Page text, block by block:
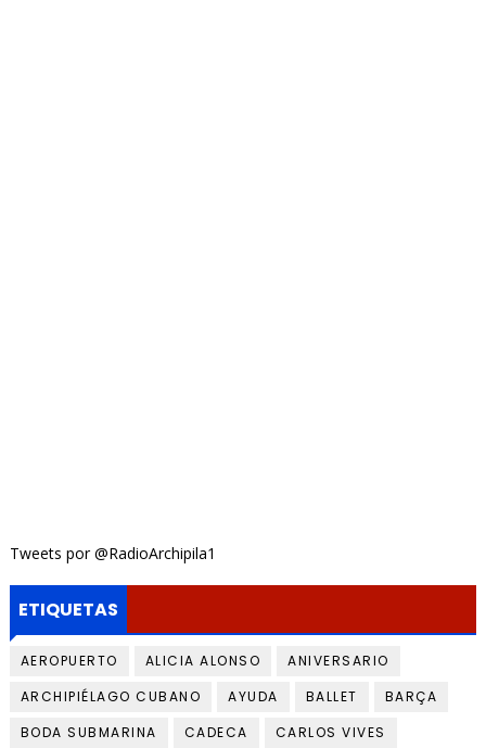
Tweets por @RadioArchipila1
ETIQUETAS
AEROPUERTO ALICIA ALONSO
ANIVERSARIO
ARCHIPIÉLAGO CUBANO
AYUDA BALLET
BARÇA
BODA SUBMARINA
CADECA
CARLOS VIVES